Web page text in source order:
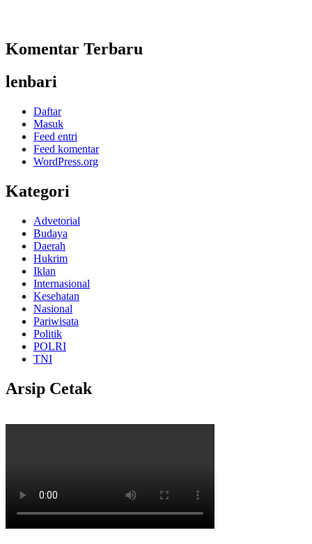
Komentar Terbaru
lenbari
Daftar
Masuk
Feed entri
Feed komentar
WordPress.org
Kategori
Advetorial
Budaya
Daerah
Hukrim
Iklan
Internasional
Kesehatan
Nasional
Pariwisata
Politik
POLRI
TNI
Arsip Cetak